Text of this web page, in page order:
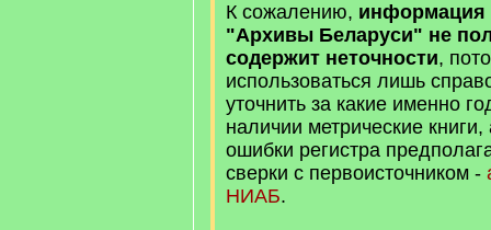
К сожалению, информация
"Архивы Беларуси" не
содержит неточности,
использоваться лишь
уточнить за какие именно
наличии метрические
ошибки регистра
сверки с первоисточником -
НИАБ.